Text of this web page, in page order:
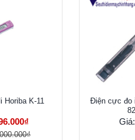
Horiba K-11
Điện cực đo
Giá: